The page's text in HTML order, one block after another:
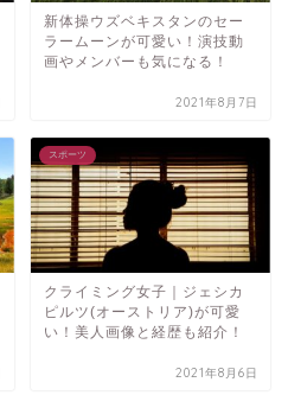
新体操ウズベキスタンのセー
ラームーンが可愛い！演技動
画やメンバーも気になる！
2021年8月7日
スポーツ
クライミング女子｜ジェシカ
ピルツ(オーストリア)が可愛
い！美人画像と経歴も紹介！
2021年8月6日